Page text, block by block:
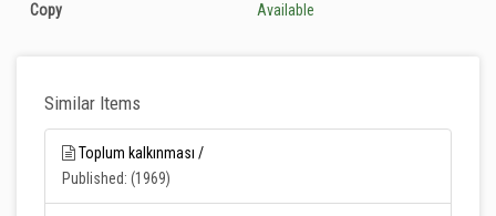
Copy Available
Similar Items
Toplum kalkınması /
Published: (1969)